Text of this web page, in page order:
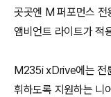
곳곳엔 M 퍼포먼스 전
앰비언트 라이트가 적
M235i xDrive에는 전
휘하도록 지원하는 니